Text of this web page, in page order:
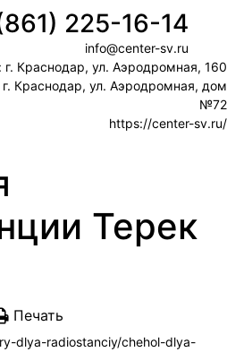
225-16-14
info@center-sv.ru
г. Краснодар, ул. Аэродромная, 160
Краснодар, ул. Аэродромная, дом
№72
https://center-sv.ru/
Терек
Печать
dlya-radiostanciy/chehol-dlya-